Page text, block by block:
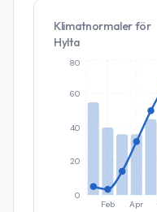
Klimatnormaler för
Hylta
Feb Apr
0
20
40
60
80